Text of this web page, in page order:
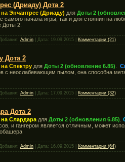
(Дриаду) Дота 2
на Энчантрес (Дриаду) для Доты 2
самого начала игры, так и для стояния на
Доты 2.
Admin | Дата: 19.09.2015 Комментарии (21)
Дота 2
Спектру для Доты 2 (обновление 6.85)
с неослабевающим пылом, она способна
Admin | Дата: 17.09.2015 Комментарии (32)
Дота 2
на Слардара для Доты 2 (обновления 6.85)
и гангером является отличным, может
Admin | Дата: 16.09.2015 Комментарии (64)